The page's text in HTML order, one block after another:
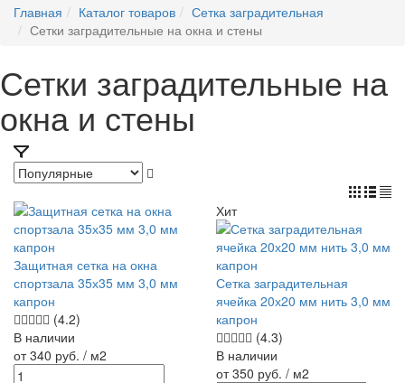
Главная Каталог товаров
Сетка заградительная
Сетки заградительные на окна и стены
Сетки заградительные на
окна и стены
Защитная сетка на окна
спортзала 35х35 мм 3,0 мм
капрон
(4.2)
В наличии
от 340 руб. / м2
Хит
Сетка заградительная
ячейка 20х20 мм нить 3,0 мм
капрон
(4.3)
В наличии
от 350 руб. / м2